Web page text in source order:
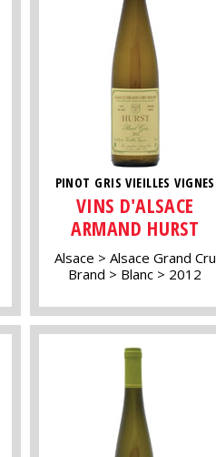
PINOT GRIS VIEILLES VIGNES
VINS D'ALSACE
ARMAND HURST
Alsace
Alsace Grand Cru
Brand
Blanc 2012